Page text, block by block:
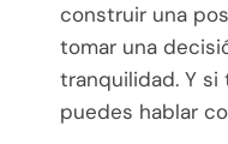
construir una
tomar una
tranquilidad. Y si
puedes hablar